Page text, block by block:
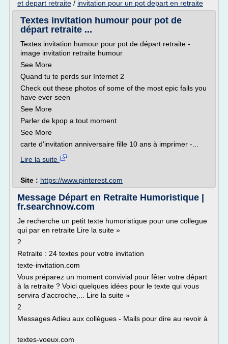
et depart retraite / invitation pour un pot depart en retraite
Textes invitation humour pour pot de
départ retraite ...
Textes invitation humour pour pot de départ retraite -
image invitation retraite humour
See More
Quand tu te perds sur Internet 2
Check out these photos of some of the most epic fails you
have ever seen
See More
Parler de kpop a tout moment
See More
carte d'invitation anniversaire fille 10 ans à imprimer -...
Lire la suite
Site : https://www.pinterest.com
Message Départ en Retraite Humoristique |
fr.searchnow.com
Je recherche un petit texte humoristique pour une collegue
qui par en retraite Lire la suite »
2
Retraite : 24 textes pour votre invitation
texte-invitation.com
Vous préparez un moment convivial pour fêter votre départ
à la retraite ? Voici quelques idées pour le texte qui vous
servira d'accroche,... Lire la suite »
2
Messages Adieu aux collègues - Mails pour dire au revoir à
textes-voeux.com